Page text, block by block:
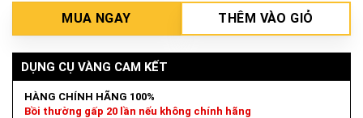
MUA NGAY THÊM VÀO GIỎ
DỤNG CỤ VÀNG CAM KẾT
HÀNG CHÍNH HÃNG 100%
Bồi thường gấp 20 lần nếu không chính hãng